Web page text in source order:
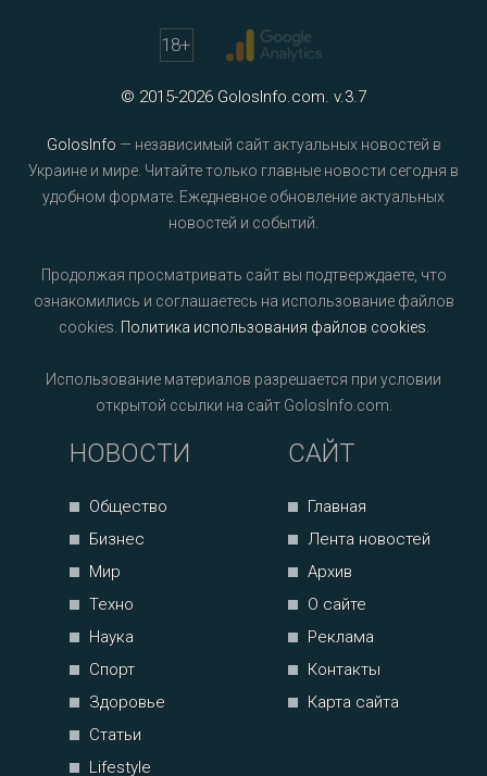
18+
© 2015-2026 GolosInfo.com. v.3.7
GolosInfo — независимый сайт актуальных новостей в
Украине и мире. Читайте только главные новости сегодня в
удобном формате. Ежедневное обновление актуальных
новостей и событий.
Продолжая просматривать сайт вы подтверждаете, что
ознакомились и соглашаетесь на использование файлов
cookies. Политика использования файлов cookies
Использование материалов разрешается при условии
открытой ссылки на сайт GolosInfo.com.
НОВОСТИ
Общество
Бизнес
Мир
Техно
Наука
Спорт
Здоровье
Статьи
Lifestyle
САЙТ
Главная
Лента новостей
Архив
О сайте
Реклама
Контакты
Карта сайта